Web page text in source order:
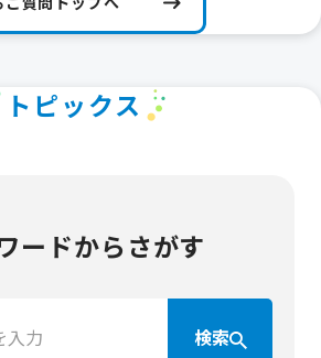
トピックス
ードからさがす
検索